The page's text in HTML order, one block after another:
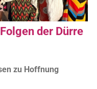
der Dürre
zu Hoffnung